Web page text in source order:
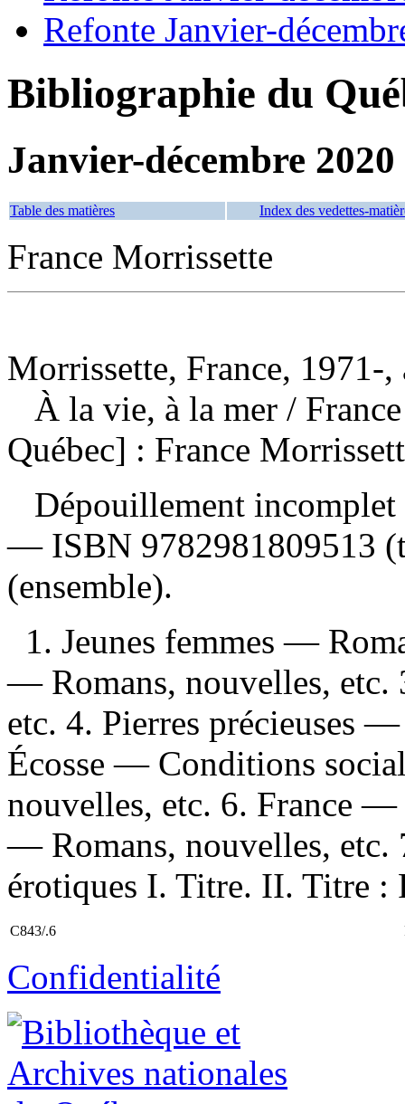
Refonte Janvier-
Bibliographie du
Janvier-décembre 2020
Table des matières Index des vedettes-
France Morrissette
Morrissette, France, 1971-,
À la vie, à la mer /
Québec] : France
Dépouillement
— ISBN 9782981809513
(ensemble).
1. Jeunes femmes —
— Romans, nouvelles,
etc. 4. Pierres précieuses
Écosse — Conditions
nouvelles, etc. 6. France
— Romans, nouvelles, etc.
érotiques I. Titre. II. Titre :
C843/.6
Confidentialité